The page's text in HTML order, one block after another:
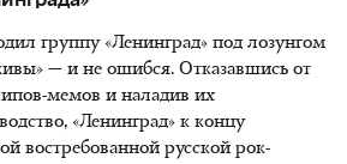
группу «Ленинград» под лозунгом
— и не ошибся. Отказавшись от
мемов и наладив их
«Ленинград» к концу
востребованной русской рок-